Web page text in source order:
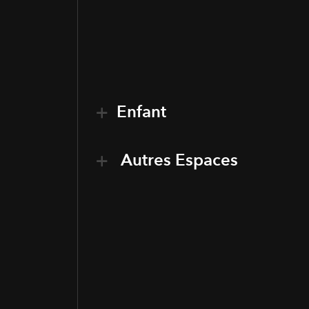
Enfant
Autres Espaces